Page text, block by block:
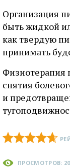
Организация
быть жидкой
как твердую
принимать
Физиотерапия
снятия
и
ПРОСМОТРОВ: